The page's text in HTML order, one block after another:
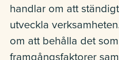
handlar om att
utveckla
om att behålla det
framgångsfaktorer